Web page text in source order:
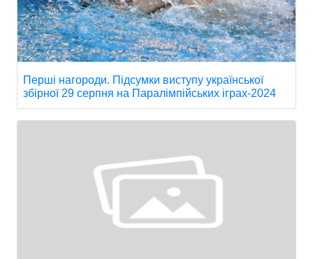
Перші нагороди. Підсумки виступу української
збірної 29 серпня на Паралімпійських іграх-2024